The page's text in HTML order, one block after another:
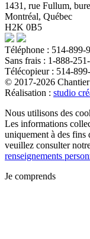
1431, rue Fullum,
Montréal, Québec
H2K 0B5
Téléphone : 514-899-
Sans frais : 1-888-
Télécopieur : 514-
© 2017-2026
Réalisation : studio
Nous utilisons des
Les informations
uniquement à des fins
veuillez consulter
renseignements
Je comprends